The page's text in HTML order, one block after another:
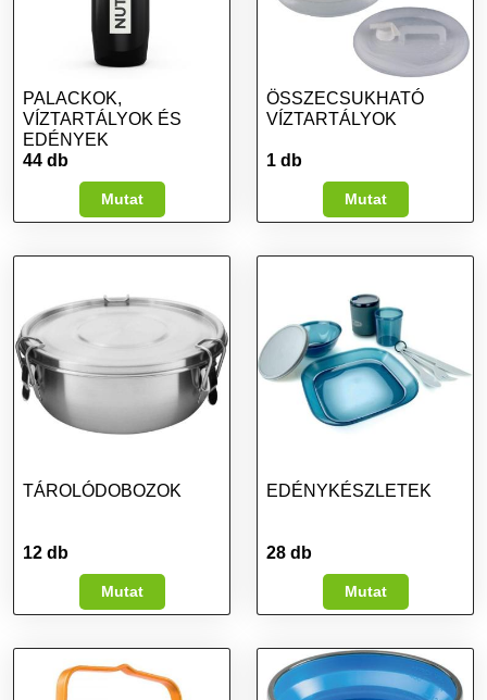
PALACKOK,
VÍZTARTÁLYOK ÉS
EDÉNYEK
44 db
Mutat
ÖSSZECSUKHATÓ
VÍZTARTÁLYOK
1 db
Mutat
TÁROLÓDOBOZOK
12 db
Mutat
EDÉNYKÉSZLETEK
28 db
Mutat